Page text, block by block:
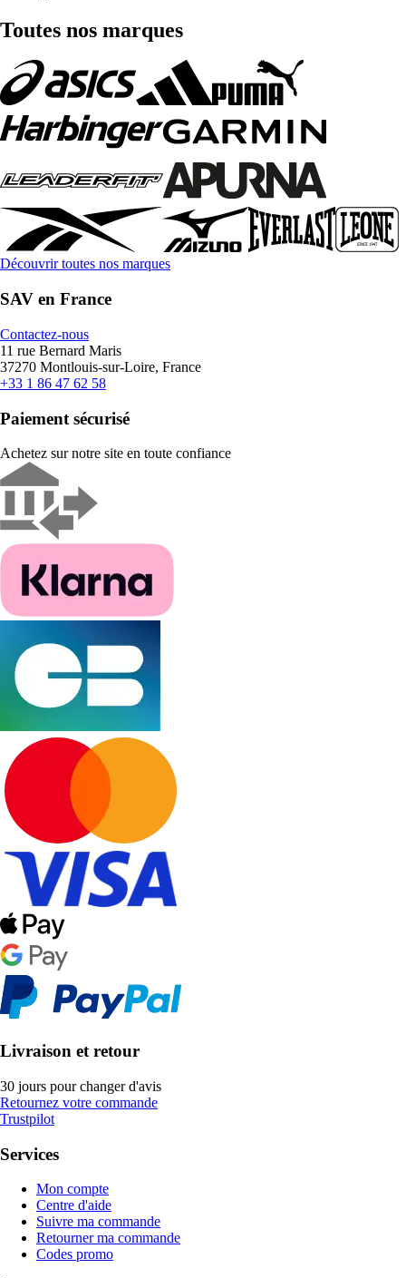
Toutes nos marques
Découvrir toutes nos marques
SAV en France
Contactez-nous
11 rue Bernard Maris
37270 Montlouis-sur-Loire, France
+33 1 86 47 62 58
Paiement sécurisé
Achetez sur notre site en toute confiance
Livraison et retour
30 jours pour changer d'avis
Retournez votre commande
Trustpilot
Services
Mon compte
Centre d'aide
Suivre ma commande
Retourner ma commande
Codes promo